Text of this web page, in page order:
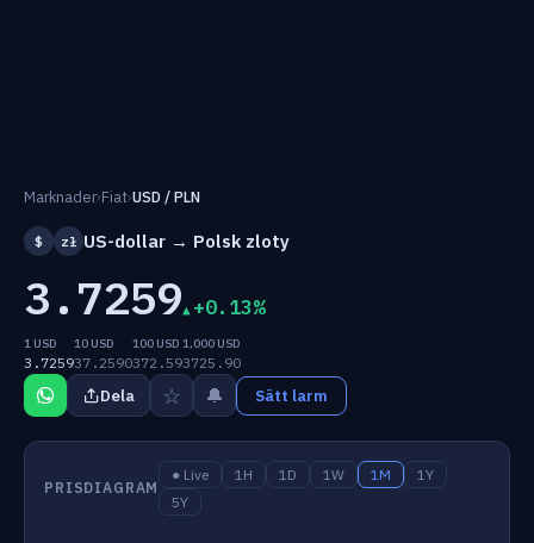
Marknader›Fiat›USD / PLN
$ zł US-dollar → Polsk zloty
3.7259 +0.13%
1 USD
3.7259
10 USD
37.2590
100 USD
372.59
1,000 USD
3725.90
Dela ☆ 🔔 Sätt larm
PRISDIAGRAM
● Live 1H 1D 1W 1M
1Y
5Y